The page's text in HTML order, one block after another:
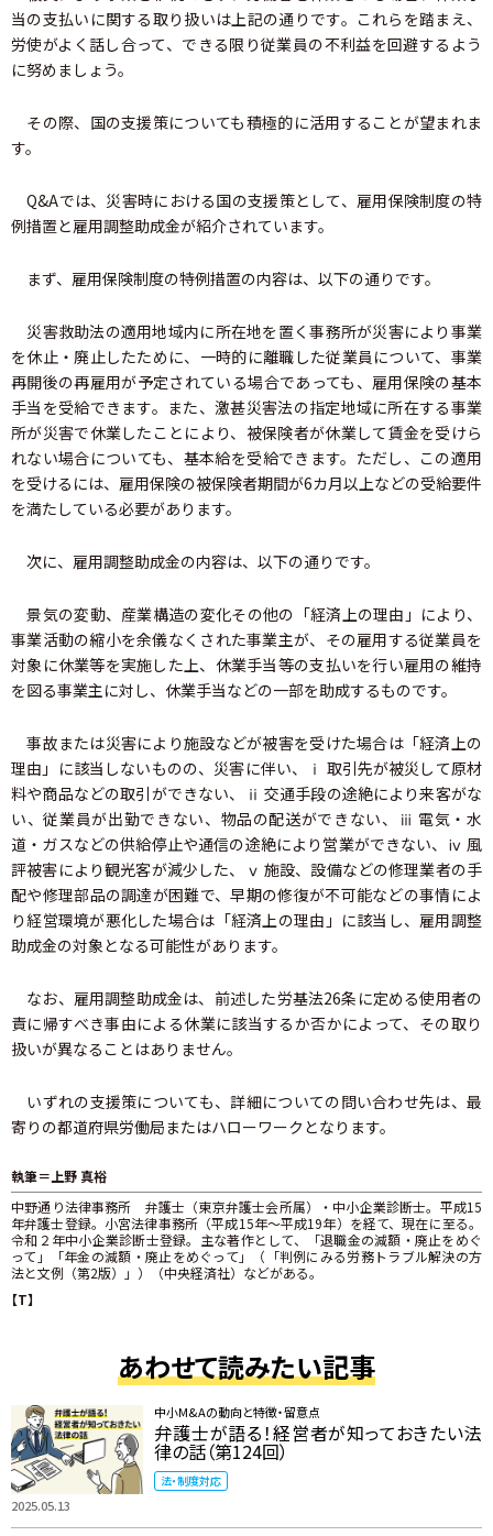
当の支払いに関する取り扱いは上記の通りです。これらを踏まえ、
労使がよく話し合って、できる限り従業員の不利益を回避するよう
に努めましょう。
その際、国の支援策についても積極的に活用することが望まれま
す。
Q&Aでは、災害時における国の支援策として、雇用保険制度の特
例措置と雇用調整助成金が紹介されています。
まず、雇用保険制度の特例措置の内容は、以下の通りです。
災害救助法の適用地域内に所在地を置く事務所が災害により事業
を休止・廃止したために、一時的に離職した従業員について、事業
再開後の再雇用が予定されている場合であっても、雇用保険の基本
手当を受給できます。また、激甚災害法の指定地域に所在する事業
所が災害で休業したことにより、被保険者が休業して賃金を受けら
れない場合についても、基本給を受給できます。ただし、この適用
を受けるには、雇用保険の被保険者期間が6カ月以上などの受給要件
を満たしている必要があります。
次に、雇用調整助成金の内容は、以下の通りです。
景気の変動、産業構造の変化その他の「経済上の理由」により、
事業活動の縮小を余儀なくされた事業主が、その雇用する従業員を
対象に休業等を実施した上、休業手当等の支払いを行い雇用の維持
を図る事業主に対し、休業手当などの一部を助成するものです。
事故または災害により施設などが被害を受けた場合は「経済上の
理由」に該当しないものの、災害に伴い、ⅰ 取引先が被災して原材
料や商品などの取引ができない、ⅱ 交通手段の途絶により来客がな
い、従業員が出勤できない、物品の配送ができない、ⅲ 電気・水
道・ガスなどの供給停止や通信の途絶により営業ができない、ⅳ 風
評被害により観光客が減少した、ⅴ 施設、設備などの修理業者の手
配や修理部品の調達が困難で、早期の修復が不可能などの事情によ
り経営環境が悪化した場合は「経済上の理由」に該当し、雇用調整
助成金の対象となる可能性があります。
なお、雇用調整助成金は、前述した労基法26条に定める使用者の
責に帰すべき事由による休業に該当するか否かによって、その取り
扱いが異なることはありません。
いずれの支援策についても、詳細についての問い合わせ先は、最
寄りの都道府県労働局またはハローワークとなります。
執筆＝上野 真裕
中野通り法律事務所 弁護士（東京弁護士会所属）・中小企業診断士。平成15
年弁護士登録。小宮法律事務所（平成15年～平成19年）を経て、現在に至る。
令和２年中小企業診断士登録。主な著作として、「退職金の減額・廃止をめぐ
って」「年金の減額・廃止をめぐって」（「判例にみる労務トラブル解決の方
法と文例（第2版）」）（中央経済社）などがある。
【T】
あわせて読みたい記事
2025.05.13
中小M&Aの動向と特徴・留意点
弁護士が語る！経営者が知っておきたい法
律の話（第124回）
法・制度対応